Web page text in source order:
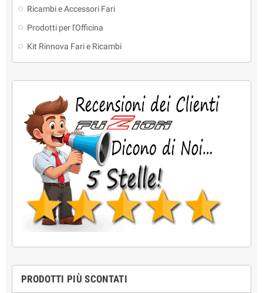
Ricambi e Accessori Fari
Prodotti per l'Officina
Kit Rinnova Fari e Ricambi
PRODOTTI PIÙ SCONTATI